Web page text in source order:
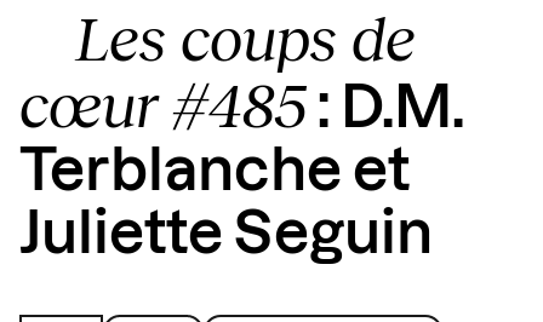
Les coups de
cœur #485 : D.M.
Terblanche et
Juliette Seguin